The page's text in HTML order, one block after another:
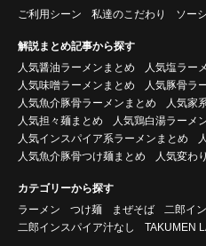
ご利用シーン
私達のこだわり ソー
解説まとめ記事から探す
人気醤油ラーメンまとめ
人気塩ラー
人気味噌ラーメンまとめ
人気豚骨ラ
人気魚介豚骨ラーメンまとめ
人気家
人気担々麺まとめ
人気鶏白湯ラーメ
人気インスパイア系ラーメンまとめ
人気魚介豚骨つけ麺まとめ
人気変わ
カテゴリーから探す
ラーメン
つけ麺 まぜそば
二郎イ
二郎インスパイア汁なし
TAKUMEN